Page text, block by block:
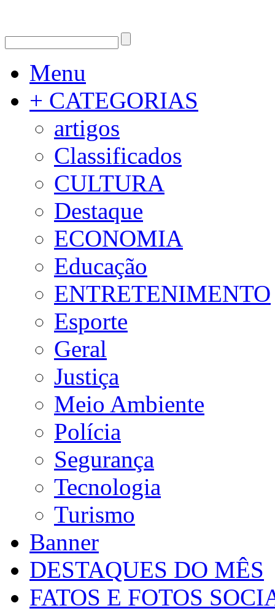
Menu
+ CATEGORIAS
artigos
Classificados
CULTURA
Destaque
ECONOMIA
Educação
ENTRETENIMENTO
Esporte
Geral
Justiça
Meio Ambiente
Polícia
Segurança
Tecnologia
Turismo
Banner
DESTAQUES DO MÊS
FATOS E FOTOS